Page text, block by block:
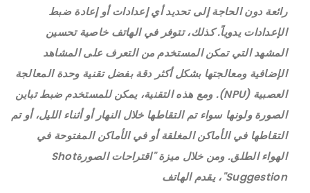
رائعة دون الحاجة إلى تحديد أي إعدادات أو إعادة ضبط
الإعدادات يدوياً. كذلك، تتوفر في الهاتف خاصية تحسين
المشهد التي تمكن المستخدم من التعرف على المشاهد
الإضافية ومعالجتها بشكل أكثر دقة بفضل تقنية وحدة المعالجة
العصبية (NPU). ومع هذه التقنية، يمكن للمستخدم ضبط تباين
الصورة ولونها سواء تم التقاطها خلال النهار أو أثناء الليل، أو تم
التقاطها في الأماكن المغلقة أو في الأماكن المفتوحة في
الهواء الطلق. ومن خلال ميزة "اقتراحات الصورةShot
Suggestion"، يقدم الهاتف